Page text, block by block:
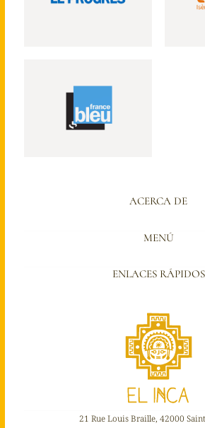
ACERCA DE
MENÚ
ENLACES RÁPIDOS
21 Rue Louis Braille, 42000